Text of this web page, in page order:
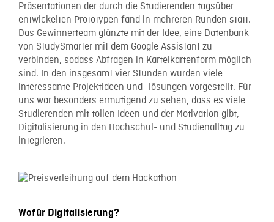
Präsentationen der durch die Studierenden tagsüber
entwickelten Prototypen fand in mehreren Runden statt.
Das Gewinnerteam glänzte mit der Idee, eine Datenbank
von StudySmarter mit dem Google Assistant zu
verbinden, sodass Abfragen in Karteikartenform möglich
sind. In den insgesamt vier Stunden wurden viele
interessante Projektideen und -lösungen vorgestellt. Für
uns war besonders ermutigend zu sehen, dass es viele
Studierenden mit tollen Ideen und der Motivation gibt,
Digitalisierung in den Hochschul- und Studienalltag zu
integrieren.
Wofür Digitalisierung?